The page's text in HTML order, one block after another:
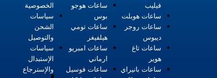
الخصوصية
سياسات
الشحن
والتوصيل
سياسات
الإستبدال
والإسترجاع
ساعات هوجو
بوس
ساعات تومي
هيلفيغر
ساعات امبريو
ارماني
ساعات فوسيل
فيليب
ساعات هوبلت
ساعات روجر
ديبوس
ساعات تاغ
هوير
ساعات بانيراي